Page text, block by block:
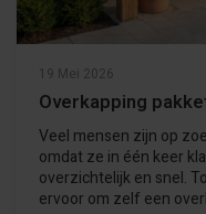
19 Mei 2026
Overkapping
Veel mensen zijn op
omdat ze in één keer
overzichtelijk en snel.
ervoor om zelf een